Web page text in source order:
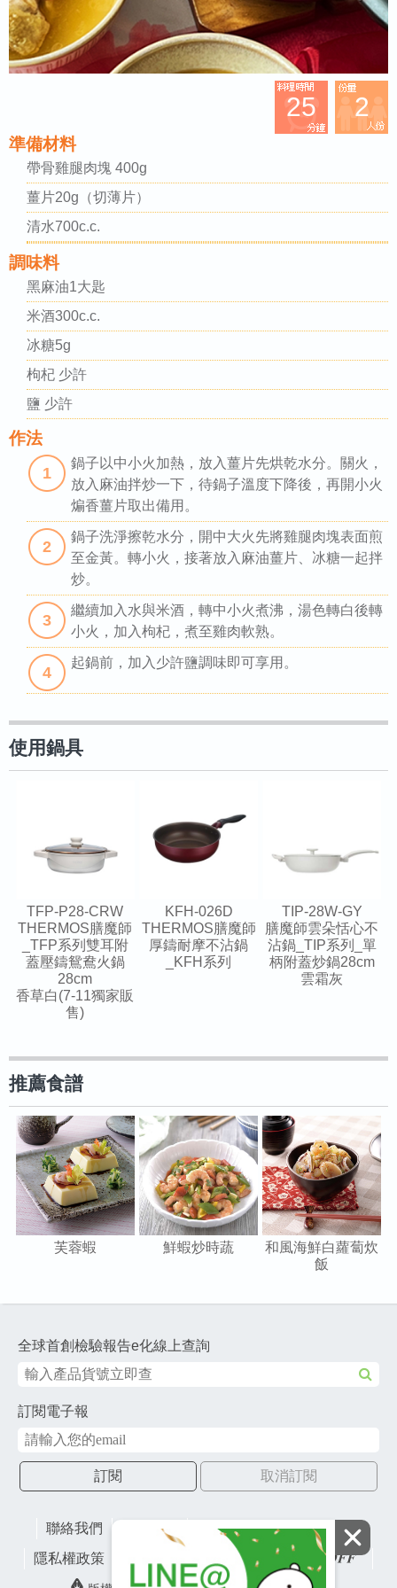
2
25
準備材料
帶骨雞腿肉塊 400g
薑片20g（切薄片）
清水700c.c.
調味料
黑麻油1大匙
米酒300c.c.
冰糖5g
枸杞 少許
鹽 少許
作法
1
鍋子以中小火加熱，放入薑片先烘乾水分。關火，
放入麻油拌炒一下，待鍋子溫度下降後，再開小火
煸香薑片取出備用。
2
鍋子洗淨擦乾水分，開中大火先將雞腿肉塊表面煎
至金黃。轉小火，接著放入麻油薑片、冰糖一起拌
炒。
3
繼續加入水與米酒，轉中小火煮沸，湯色轉白後轉
小火，加入枸杞，煮至雞肉軟熟。
4
起鍋前，加入少許鹽調味即可享用。
使用鍋具
TFP-P28-CRW
THERMOS膳魔師
_TFP系列雙耳附
蓋壓鑄鴛鴦火鍋
28cm
香草白(7-11獨家販
售)
KFH-026D
THERMOS膳魔師
厚鑄耐摩不沾鍋
_KFH系列
TIP-28W-GY
膳魔師雲朵恬心不
沾鍋_TIP系列_單
柄附蓋炒鍋28cm
雲霜灰
推薦食譜
芙蓉蝦 鮮蝦炒時蔬
和風海鮮白蘿蔔炊
飯
全球首創檢驗報告e化線上查詢
訂閱電子報
訂閱 取消訂閱
聯絡我們 網站地圖
財團法人有容教育基金會
隱私權政策
lifefactory